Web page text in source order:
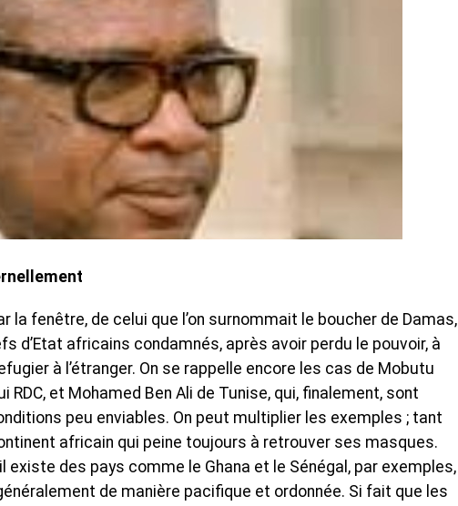
la fenêtre, de celui que l’on surnommait le boucher de Damas,
d’Etat africains condamnés, après avoir perdu le pouvoir, à
à l’étranger. On se rappelle encore les cas de Mobutu
RDC, et Mohamed Ben Ali de Tunise, qui, finalement, sont
peu enviables. On peut multiplier les exemples ; tant
africain qui peine toujours à retrouver ses masques.
existe des pays comme le Ghana et le Sénégal, par exemples,
de manière pacifique et ordonnée. Si fait que les